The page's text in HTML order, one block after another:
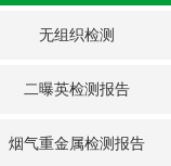
无组织检测
二曝英检测报告
烟气重金属检测报告